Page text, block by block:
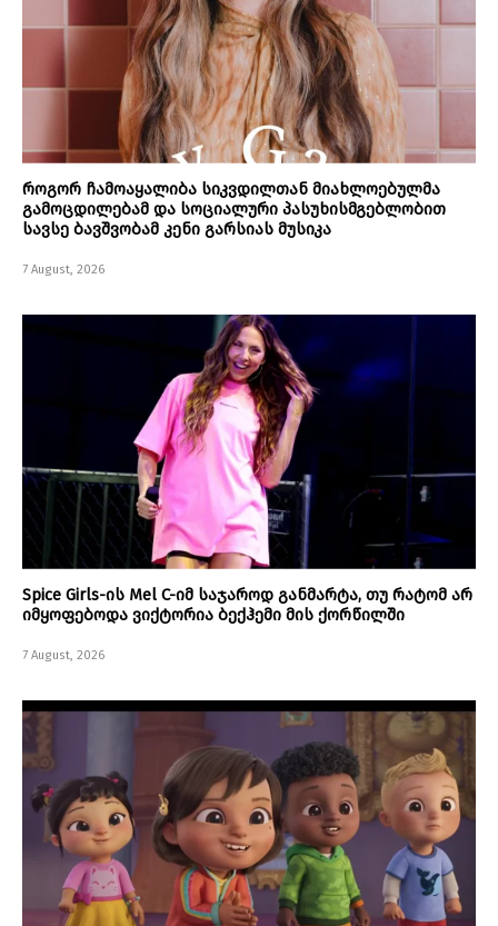
როგორ ჩამოაყალიბა სიკვდილთან მიახლოებულმა
გამოცდილებამ და სოციალური პასუხისმგებლობით
სავსე ბავშვობამ კენი გარსიას მუსიკა
7 August, 2026
Spice Girls-ის Mel C-იმ საჯაროდ განმარტა, თუ რატომ არ
იმყოფებოდა ვიქტორია ბექჰემი მის ქორწილში
7 August, 2026